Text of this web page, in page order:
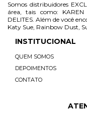
Somos distribuidores
área, tais como: KAREN
DELITES. Além de você
Katy Sue, Rainbow Dust,
INSTITUCIONAL
QUEM SOMOS
DEPOIMENTOS
CONTATO